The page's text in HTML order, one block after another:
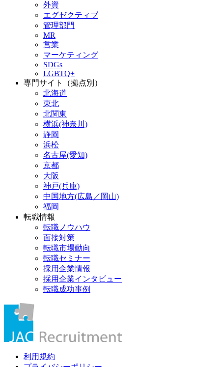
外資
エグゼクティブ
管理部門
MR
営業
マーケティング
SDGs
LGBTQ+
専門サイト（拠点別）
北海道
東北
北関東
横浜(神奈川)
静岡
浜松
名古屋(愛知)
京都
大阪
神戸(兵庫)
中国地方(広島／岡山)
福岡
転職情報
転職ノウハウ
面接対策
転職市場動向
転職セミナー
採用企業情報
採用企業インタビュー
転職成功事例
利用規約